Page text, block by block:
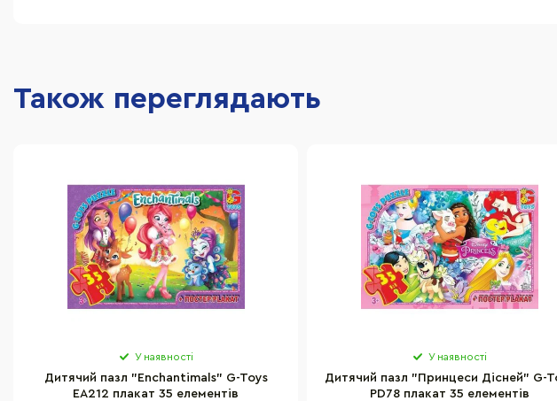
Також переглядають
У наявності
Дитячий пазл "Enchantimals" G-Toys
EA212 плакат 35 елементів
У наявності
Дитячий пазл "Принцеси Дісней" G-
PD78 плакат 35 елементів